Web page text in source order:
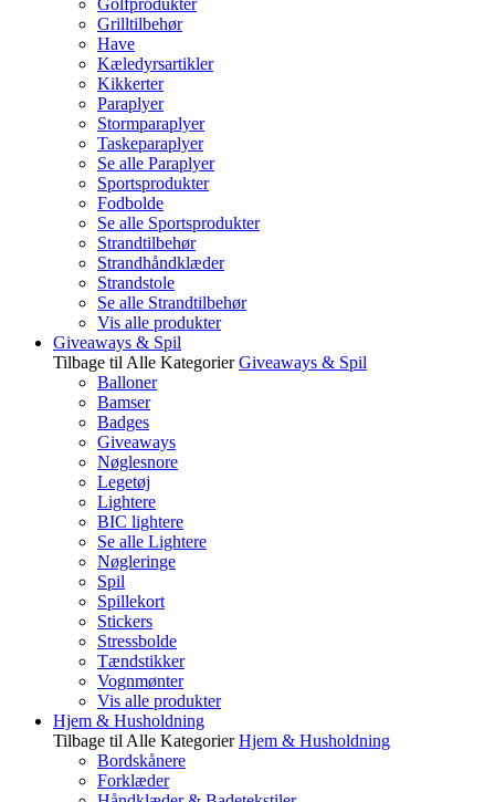
Golfprodukter
Grilltilbehør
Have
Kæledyrsartikler
Kikkerter
Paraplyer
Stormparaplyer
Taskeparaplyer
Se alle Paraplyer
Sportsprodukter
Fodbolde
Se alle Sportsprodukter
Strandtilbehør
Strandhåndklæder
Strandstole
Se alle Strandtilbehør
Vis alle produkter
Giveaways & Spil
Tilbage til Alle Kategorier Giveaways & Spil
Balloner
Bamser
Badges
Giveaways
Nøglesnore
Legetøj
Lightere
BIC lightere
Se alle Lightere
Nøgleringe
Spil
Spillekort
Stickers
Stressbolde
Tændstikker
Vognmønter
Vis alle produkter
Hjem & Husholdning
Tilbage til Alle Kategorier Hjem & Husholdning
Bordskånere
Forklæder